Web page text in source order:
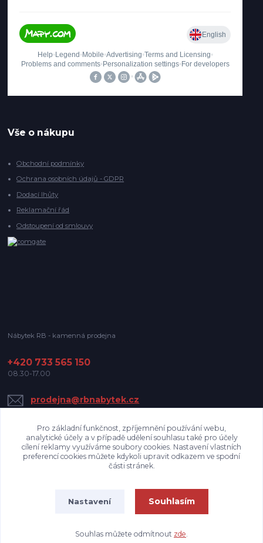
Vše o nákupu
Obchodní podmínky
Ochrana osobních údajů - GDPR
Dodací lhůty
Reklamační řád
Odstoupení od smlouvy
Nábytek RB - kamenná prodejna
+420 733 565 150
08.30-17.00
prodejna@rbnabytek.cz
Upravit sběr cookies.
Vytvořeno na
Eshop-rychle.cz
Pro základní funkčnost, zpříjemnění používání webu,
analytické účely a v případě udělení souhlasu také pro účely
cílení reklamy využíváme soubory cookies. Nastavení vlastních
preferencí cookies můžete kdykoli upravit odkazem ve spodní
části stránek.
Nastavení Souhlasím
Souhlas můžete odmítnout zde